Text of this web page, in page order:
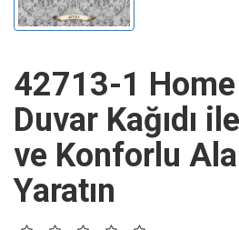
42713-1
Duvar Kağıdı
ve Konforlu
Yaratın